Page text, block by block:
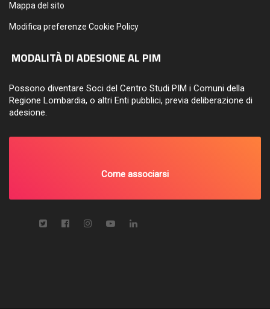
Mappa del sito
Modifica preferenze Cookie Policy
MODALITÀ DI ADESIONE AL PIM
Possono diventare Soci del Centro Studi PIM i Comuni della
Regione Lombardia, o altri Enti pubblici, previa deliberazione di
adesione.
Come associarsi